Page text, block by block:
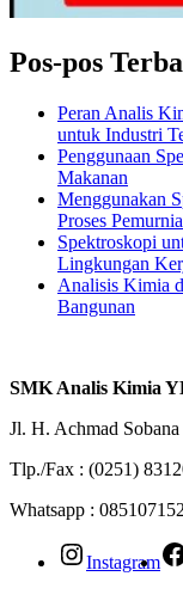
Pos-pos
Peran Analis
untuk Industri
Penggunaan
Makanan
Menggunakan
Proses
Spektroskopi
Lingkungan
Analisis Kimia
Bangunan
SMK Analis Kimia
Jl. H. Achmad
Tlp./Fax : (0251)
Whatsapp :
Instagram